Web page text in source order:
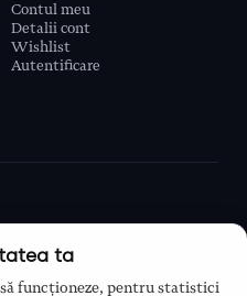
Contul meu
Detalii cont
Wishlist
Autentificare
ta
funcționeze, pentru statistici